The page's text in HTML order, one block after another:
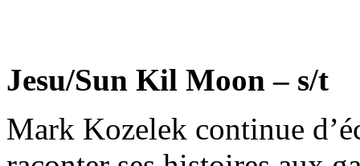
Jesu/Sun Kil Moon – s/t
Mark Kozelek continue